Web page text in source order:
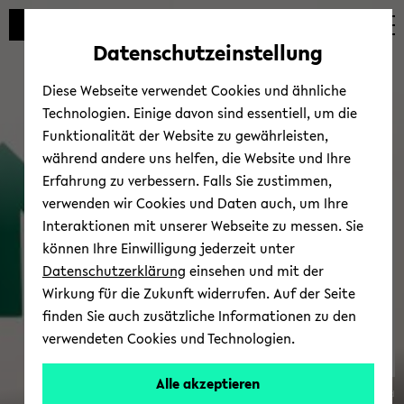
Automatische
vermeiden
zum
wechseln
zum
wechseln
zum
wechseln
Trans­fer
© Uni­ver­si­tät Bie­le­feld
Datenschutzeinstellung
Diese Webseite verwendet Cookies und ähnliche
Technologien. Einige davon sind essentiell, um die
Funktionalität der Website zu gewährleisten,
während andere uns helfen, die Website und Ihre
Erfahrung zu verbessern. Falls Sie zustimmen,
verwenden wir Cookies und Daten auch, um Ihre
Interaktionen mit unserer Webseite zu messen. Sie
können Ihre Einwilligung jederzeit unter
Datenschutzerklärung einsehen und mit der
Wirkung für die Zukunft widerrufen. Auf der Seite
finden Sie auch zusätzliche Informationen zu den
verwendeten Cookies und Technologien.
Alle akzeptieren